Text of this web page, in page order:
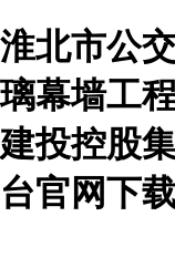
淮北市公
璃幕墙工
建投控股
台官网下